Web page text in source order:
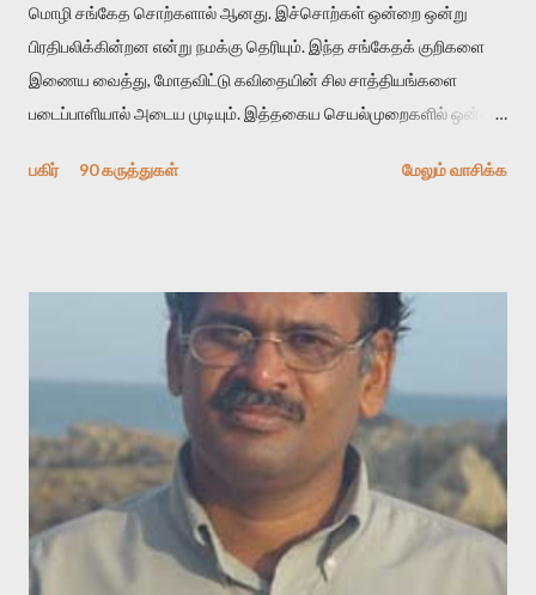
மொழி சங்கேத சொற்களால் ஆனது. இச்சொற்கள் ஒன்றை ஒன்று
பிரதிபலிக்கின்றன என்று நமக்கு தெரியும். இந்த சங்கேதக் குறிகளை
இணைய வைத்து, மோதவிட்டு கவிதையின் சில சாத்தியங்களை
படைப்பாளியால் அடைய முடியும். இத்தகைய செயல்முறைகளில் ஒன்றை
காலத்தில் ஜாலவித்தைக்காரர்கள் வந்து போன பின் அவர்களின்
அதிகமாக்கும். கொல்லாது. ஒரு கனவை மீட்டெடுப்பதன் நோக்கம்
என்னவாக இருக்கும்? கவிதையின் அரூப இயக்கத்தை பொதுவயமாக
வடிக்க முயல்வதும் அதற்கே. கோயில் கருவறையின்
மென்வெளிச்சத்தில் நுண்பேசியின் படக்கருவியை இயக்கி சாத்தி
வைத்து விட்டு இயக்கத்தை அறிவோம். அறிதல் அபச்சாரமில்லை.
பயணப் படிமம் என்பது காக்னிடிவ் பொயடிக்ஸ் எனும் சமகால
விமர்சனத்தின் ஒரு முக்கிய கருவி. இக்கருவியை மனுஷ்யபுத்திரனின்
“காலை வணக்கங்கள்” எனும் ஒரு கவிதையில் சொருகப் போகிறோம்.
முதலில் கருவியை பழகுவோம். அன்றாட மொழியில் ஒன்று ம...
பகிர் 90 கருத்துகள் மேலும் வாசிக்க